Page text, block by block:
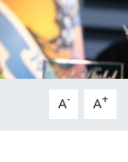
A- A+